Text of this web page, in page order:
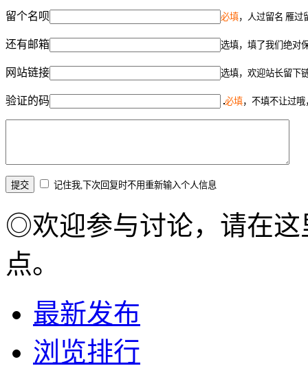
留个名呗 必填，人过留名 雁过
还有邮箱 选填，填了我们绝对
网站链接 选填，欢迎站长留下
验证的码 必填，不填不让过
记住我,下次回复时不用重新输入个人信息
◎欢迎参与讨论，请在这
点。
最新发布
浏览排行